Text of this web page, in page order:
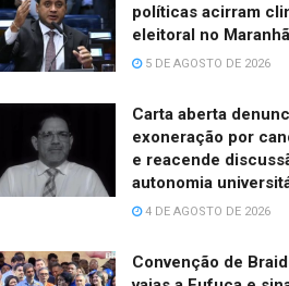
políticas acirram
eleitoral no
5 DE AGOSTO DE 2026
Carta aberta
exoneração por
e reacende
autonomia
4 DE AGOSTO DE 2026
Convenção de